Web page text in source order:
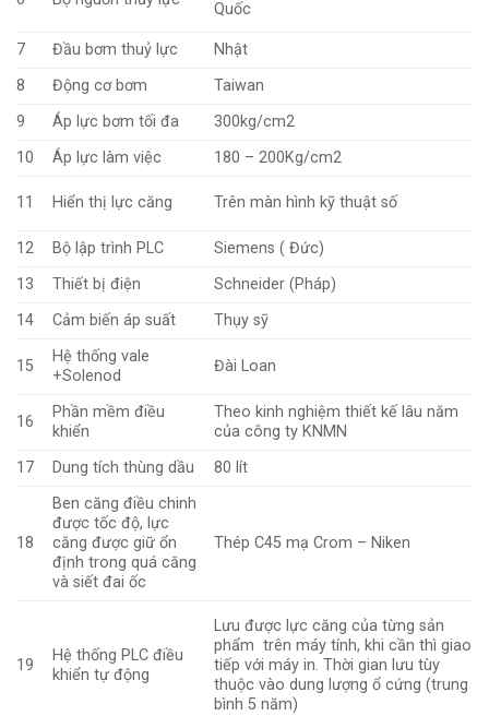
Quốc
7 Đầu bơm thuỷ lực
Nhật
8
Động cơ bơm
Taiwan
9
Áp lực bơm tối đa
300kg/cm2
10
Áp lực làm việc 180 – 200Kg/cm2
11 Hiển thị lực căng Trên màn hình kỹ thuật số
12 Bộ lập trình PLC
Siemens ( Đức)
13
Thiết bị điện
Schneider (Pháp)
14
Cảm biến áp suất Thụy sỹ
15
Hệ thống vale
+Solenod
Đài Loan
16
Phần mềm điều
khiển
Theo kinh nghiệm thiết kế lâu năm
của công ty KNMN
17
Dung tích thùng dầu 80 lít
18
Ben căng điều chinh
được tốc độ, lực
căng được giữ ổn
định trong quá căng
và siết đai ốc
Thép C45 mạ Crom – Niken
19
Hệ thống PLC điều
khiển tự động
Lưu được lực căng của từng sản
phẩm trên máy tính, khi cần thì giao
tiếp với máy in. Thời gian lưu tùy
thuộc vào dung lượng ổ cứng (trung
bình 5 năm)